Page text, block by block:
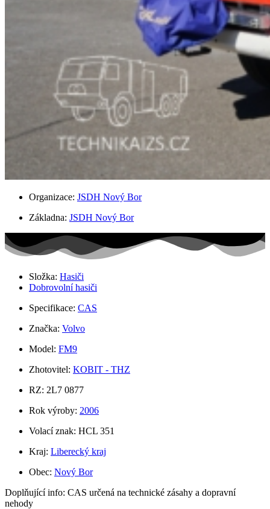
Organizace: JSDH Nový Bor
Základna: JSDH Nový Bor
Složka: Hasiči
Dobrovolní hasiči
Specifikace: CAS
Značka: Volvo
Model: FM9
Zhotovitel: KOBIT - THZ
RZ: 2L7 0877
Rok výroby: 2006
Volací znak: HCL 351
Kraj: Liberecký kraj
Obec: Nový Bor
Doplňující info: CAS určená na technické zásahy a dopravní
nehody